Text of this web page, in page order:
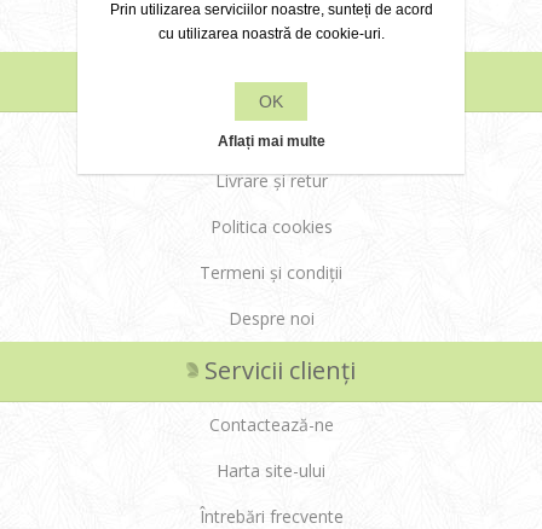
Cluj
Informații
Modalități de plată
Livrare și retur
Politica cookies
Termeni și condiții
Despre noi
Servicii clienți
Contactează-ne
Harta site-ului
Întrebări frecvente
Prin utilizarea serviciilor noastre, sunteți de acord
cu utilizarea noastră de cookie-uri.
OK
Aflați mai multe